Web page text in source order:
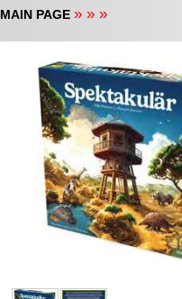
MAIN PAGE » » »